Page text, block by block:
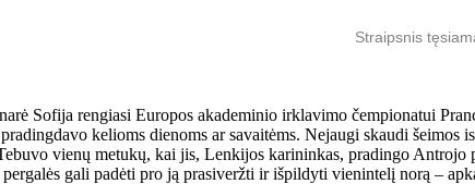
Straipsnis
Sofija rengiasi Europos akademinio irklavimo čempionatui
kelioms dienoms ar savaitėms. Nejaugi skaudi
vienų metukų, kai jis, Lenkijos karininkas, pradingo
gali padėti pro ją prasiveržti ir išpildyti vienintelį norą –